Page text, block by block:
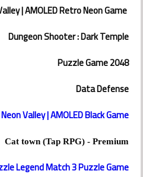
Neon Valley | AMOLED Retro Neon Game
Dungeon Shooter : Dark Temple
2048 Puzzle Game
Data Defense
Neon Valley | AMOLED Black Game
Cat town (Tap RPG) - Premium
Legend Match 3 Puzzle Game